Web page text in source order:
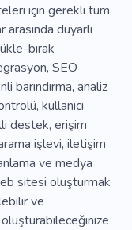
için gerekli tüm
duyarlı
bırak
SEO
barındırma, analiz
kullanıcı
destek, erişim
işlevi, iletişim
ve medya
sitesi oluşturmak
ve